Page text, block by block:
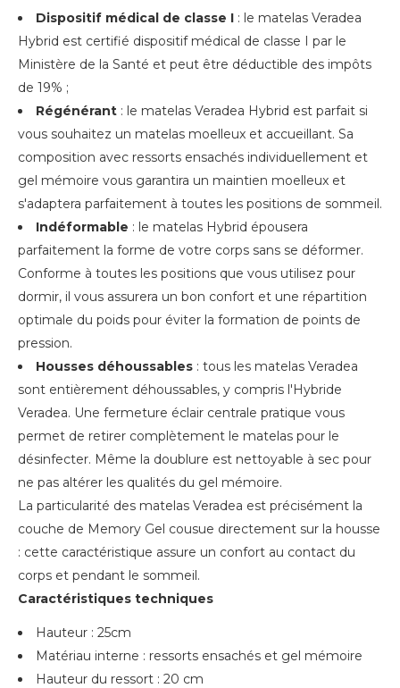
Dispositif médical de classe I : le matelas Veradea
Hybrid est certifié dispositif médical de classe I par le
Ministère de la Santé et peut être déductible des impôts
de 19% ;
Régénérant : le matelas Veradea Hybrid est parfait si
vous souhaitez un matelas moelleux et accueillant. Sa
composition avec ressorts ensachés individuellement et
gel mémoire vous garantira un maintien moelleux et
s'adaptera parfaitement à toutes les positions de sommeil.
Indéformable : le matelas Hybrid épousera
parfaitement la forme de votre corps sans se déformer.
Conforme à toutes les positions que vous utilisez pour
dormir, il vous assurera un bon confort et une répartition
optimale du poids pour éviter la formation de points de
pression.
Housses déhoussables : tous les matelas Veradea
sont entièrement déhoussables, y compris l'Hybride
Veradea. Une fermeture éclair centrale pratique vous
permet de retirer complètement le matelas pour le
désinfecter. Même la doublure est nettoyable à sec pour
ne pas altérer les qualités du gel mémoire.
La particularité des matelas Veradea est précisément la
couche de Memory Gel cousue directement sur la housse
: cette caractéristique assure un confort au contact du
corps et pendant le sommeil.
Caractéristiques techniques
Hauteur : 25cm
Matériau interne : ressorts ensachés et gel mémoire
Hauteur du ressort : 20 cm